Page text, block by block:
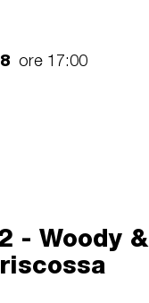
ore 17:00
- Woody &